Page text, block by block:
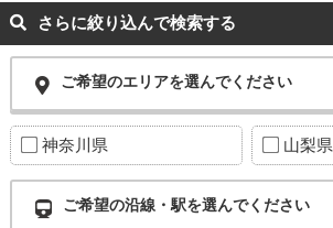
さらに絞り込んで検索する
ご希望のエリアを選んでください
神奈川県 山梨県
ご希望の沿線・駅を選んでください